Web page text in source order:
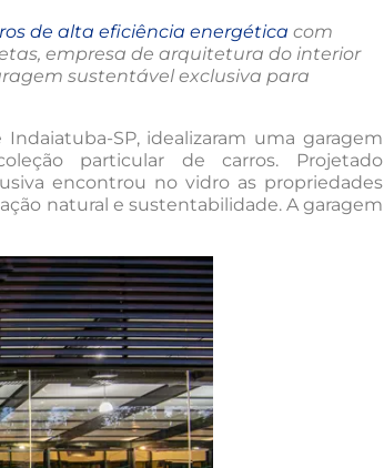
de alta eficiência energética com
empresa de arquitetura do interior
sustentável exclusiva para
SP, idealizaram uma garagem
particular de carros. Projetado
encontrou no vidro as propriedades
natural e sustentabilidade. A garagem